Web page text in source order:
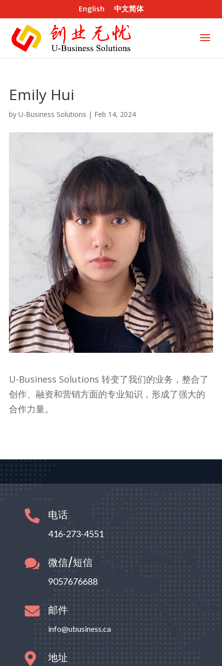
English 中文简体
Emily Hui
by U-Business Solutions | Feb 14, 2024
U-Business Solutions 转变了我们的业务，整合了
创作、融资和营销方面的专业知识，形成了强大的
合作力量。
 电话
416-273-4551
 微信/短信
9057676688
 邮件
info@ubusiness.ca
 地址